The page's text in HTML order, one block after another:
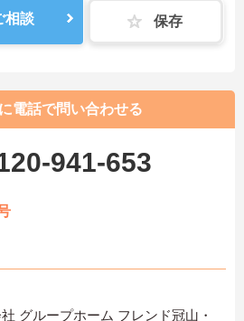
相談 保存
電話で問い合わせる
941-653
グループホーム フレンド冠山・